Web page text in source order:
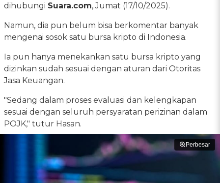
dihubungi Suara.com, Jumat (17/10/2025).
Namun, dia pun belum bisa berkomentar banyak
mengenai sosok satu bursa kripto di Indonesia.
Ia pun hanya menekankan satu bursa kripto yang
dizinkan sudah sesuai dengan aturan dari Otoritas
Jasa Keuangan.
"Sedang dalam proses evaluasi dan kelengkapan
sesuai dengan seluruh persyaratan perizinan dalam
POJK," tutur Hasan.
Perbesar